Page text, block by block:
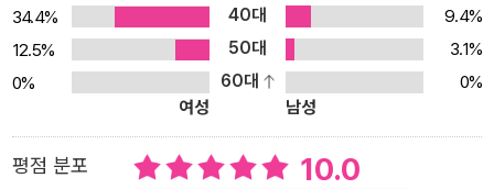
고 활기찬 모습을 떠올리게 하며 절로 웃음을 자아낸다. 이야기 속 곽
이는 브로콜리, 버섯, 호박, 파프리카, 콩에게 잡아먹혀 혼자만의 모험
을 즐기게 되는데, 작가는 이런 곽이의 모험을 더욱 극적으로 보여 주
기 위해 펼침면이라는 장치를 활용했다. 독자들은 드넓은 화면 구석
구석을 손가락으로 짚으며 곽이와 함께 신나는 모험을 즐기고, 곽이
를 따라 채소 세상 속으로 들어온 뱀식이와 파리 앵이를 찾아보며 숨
34.4%
40대
9.4%
12.5%
50대
3.1%
0%
60대
0%
여성
남성
평점 분포 10.0